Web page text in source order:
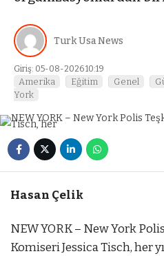
Turk Usa News
Giriş: 05-08-2026 10:19
Amerika Eğitim Genel
York
Hasan Çelik
NEW YORK – New York
Komiseri Jessica Tisch, her